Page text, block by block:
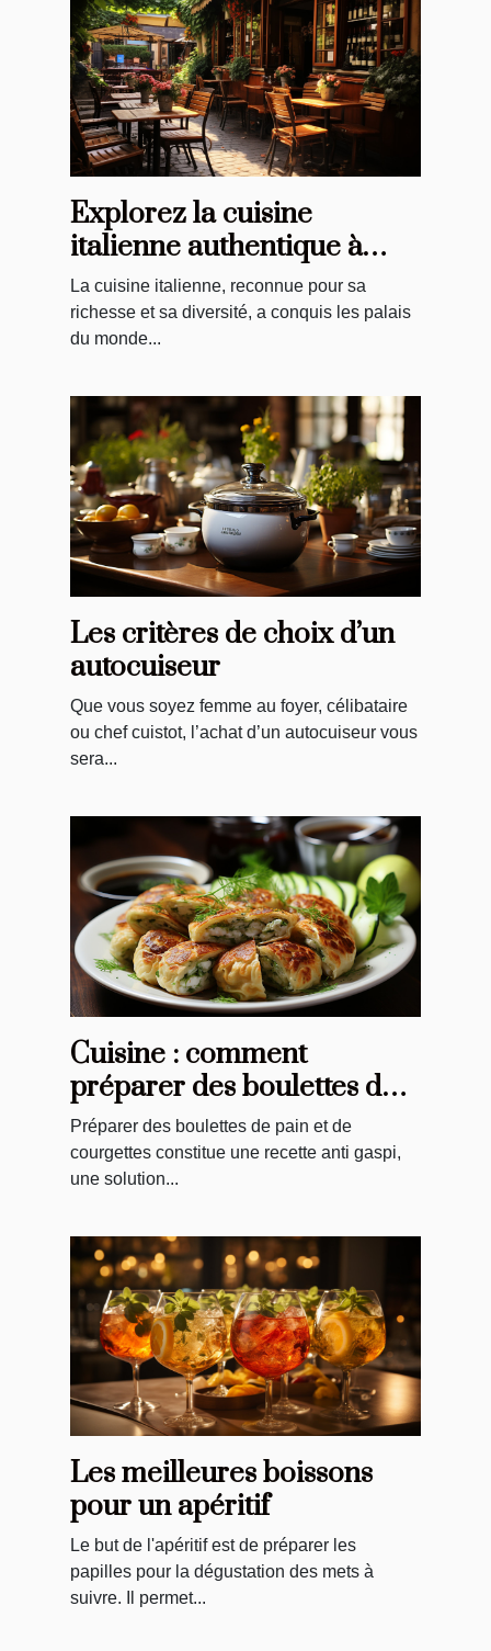
Explorez la cuisine
italienne authentique à
Troyes: une revue
La cuisine italienne, reconnue pour sa
richesse et sa diversité, a conquis les palais
du monde...
Les critères de choix d’un
autocuiseur
Que vous soyez femme au foyer, célibataire
ou chef cuistot, l’achat d’un autocuiseur vous
sera...
Cuisine : comment
préparer des boulettes de
pain et courgettes ?
Préparer des boulettes de pain et de
courgettes constitue une recette anti gaspi,
une solution...
Les meilleures boissons
pour un apéritif
Le but de l'apéritif est de préparer les
papilles pour la dégustation des mets à
suivre. Il permet...